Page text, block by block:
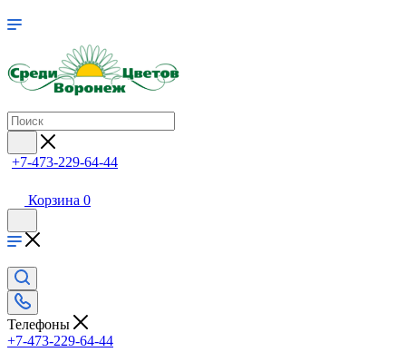
+7-473-229-64-44
Корзина 0
Телефоны
+7-473-229-64-44